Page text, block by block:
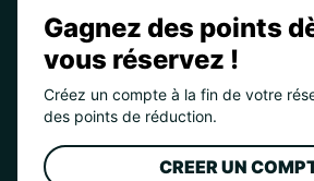
Gagnez des points
vous réservez !
Créez un compte à la fin de votre
des points de réduction.
CREER UN